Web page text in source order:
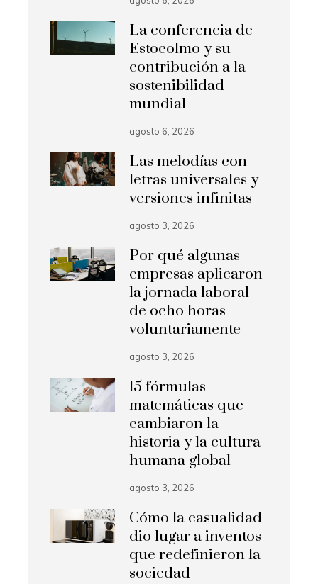
La conferencia de
Estocolmo y su
contribución a la
sostenibilidad
mundial
agosto 6, 2026
Las melodías con
letras universales y
versiones infinitas
agosto 3, 2026
Por qué algunas
empresas aplicaron
la jornada laboral
de ocho horas
voluntariamente
agosto 3, 2026
15 fórmulas
matemáticas que
cambiaron la
historia y la cultura
humana global
agosto 3, 2026
Cómo la casualidad
dio lugar a inventos
que redefinieron la
sociedad